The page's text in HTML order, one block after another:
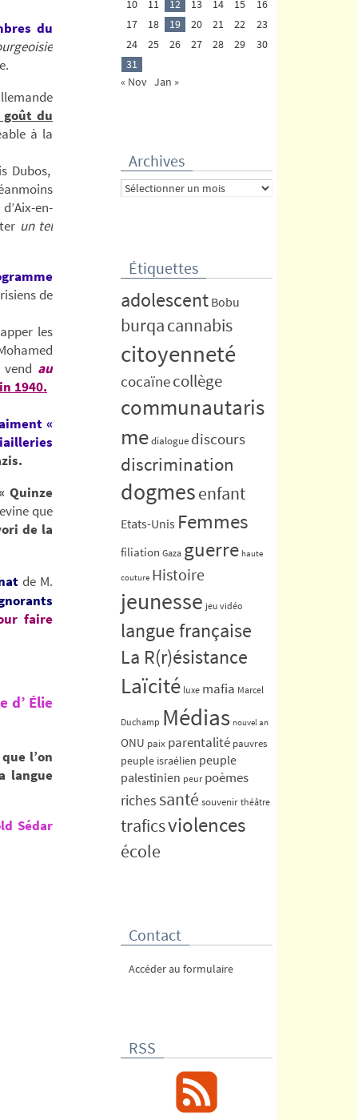
du
goût du
à la
Dubos,
en-
un tel
de
les
au
1940.
«
Quinze
que
de la
de M.
faire
d’ Élie
l’on
langue
Sédar
10
11 12 13 14 15
16
17
18 19 20 21 22
23
24
25 26 27 28 29
30
31
« Nov Jan »
Archives
Archives
Étiquettes
adolescent Bobu
burqacannabis
citoyenneté
cocaïnecollège
communautaris
medialogue discours
discrimination
dogmesenfant
Etats-Unis Femmes
filiation Gaza guerre haute
couture Histoire
jeunesse jeu vidéo
langue française
La R(r)ésistance
Laïcité luxe mafia Marcel
Duchamp Médias nouvel an
ONU paix parentalité pauvres
peuple israélien peuple
palestinien peur poèmes
riches santé souvenir théâtre
traficsviolences
école
Contact
Accéder au formulaire
RSS